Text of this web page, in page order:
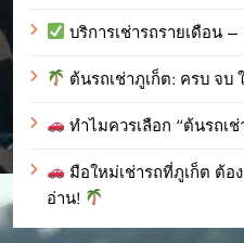
บริการเช่ารถรายเดือน
ต้นรถเช่าภูเก็ต: ครบ จบ
ทำไมควรเลือก “ต้นรถเช่
มือใหม่เช่ารถที่ภูเก็ต ต้อ
อ่าน!